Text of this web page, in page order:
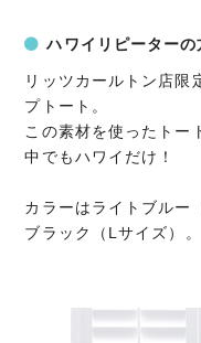
ハワイリピーター
リッツカールトン店限
プトート。
この素材を使ったトー
中でもハワイだけ！
カラーはライトブルー
ブラック（Lサイズ）。